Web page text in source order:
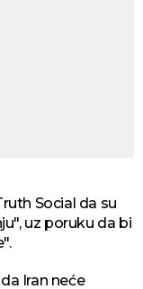
Social da su
uz poruku da bi
Iran neće